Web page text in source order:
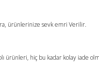
ürünlerinize sevk emri Verilir.
ürünleri, hiç bu kadar kolay iade